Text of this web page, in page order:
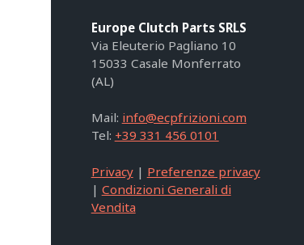
Europe Clutch Parts SRLS
Via Eleuterio Pagliano 10
15033 Casale Monferrato
(AL)
Mail: info@ecpfrizioni.com
Tel: +39 331 456 0101
Privacy| Preferenze privacy
| Condizioni Generali di
Vendita